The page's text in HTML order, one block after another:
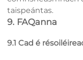
taispeántas.
9. FAQanna
9.1 Cad é